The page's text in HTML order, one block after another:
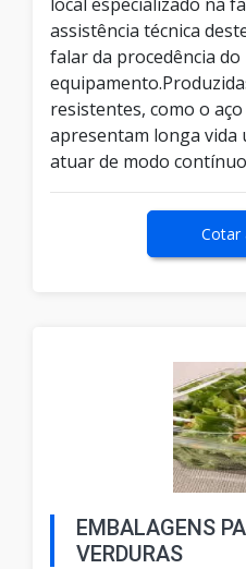
assistência técnica
falar da procedência do
resistentes, como o
apresentam longa vida
atuar de modo
Cotar
EMBALAGENS
VERDURAS